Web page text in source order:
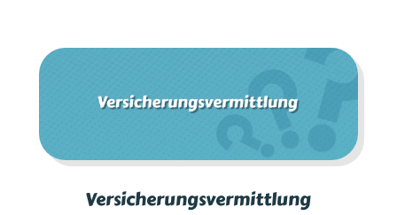
Versicherungsvermittlung